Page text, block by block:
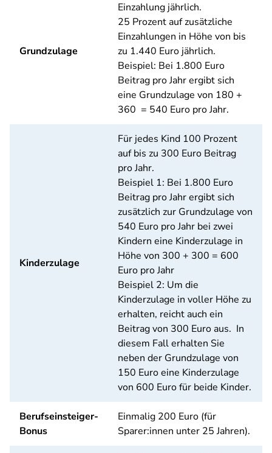
Grundzulage
Einzahlung jährlich.
25 Prozent auf zusätzliche
Einzahlungen in Höhe von bis
zu 1.440 Euro jährlich.
Beispiel: Bei 1.800 Euro
Beitrag pro Jahr ergibt sich
eine Grundzulage von 180 +
360 = 540 Euro pro Jahr.
Kinderzulage
Für jedes Kind 100 Prozent
auf bis zu 300 Euro Beitrag
pro Jahr.
Beispiel 1: Bei 1.800 Euro
Beitrag pro Jahr ergibt sich
zusätzlich zur Grundzulage von
540 Euro pro Jahr bei zwei
Kindern eine Kinderzulage in
Höhe von 300 + 300 = 600
Euro pro Jahr
Beispiel 2: Um die
Kinderzulage in voller Höhe zu
erhalten, reicht auch ein
Beitrag von 300 Euro aus. In
diesem Fall erhalten Sie
neben der Grundzulage von
150 Euro eine Kinderzulage
von 600 Euro für beide Kinder.
Berufseinsteiger-
Bonus
Einmalig 200 Euro (für
Sparer:innen unter 25 Jahren).